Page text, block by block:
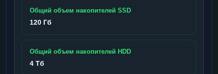
Общий объем накопителей SSD
120 Гб
Общий объем накопителей HDD
4 Тб